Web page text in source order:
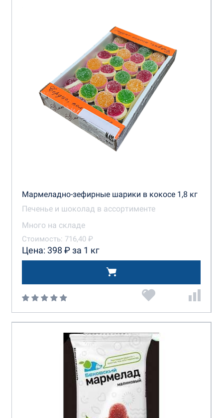
Мармеладно-зефирные шарики в кокосе 1,8 кг
Печенье и шоколад в ассортименте
Много на складе
Стоимость: 716,40 ₽
Цена: 398 ₽ за 1 кг